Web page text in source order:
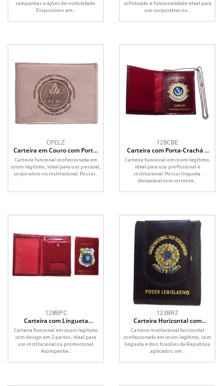
campanhas e ações de visibilidade.
Disponíveis em...
sofisticado e funcionalidade ideal para
uso corporativo ou...
CPELZ
Carteira em Couro com Porta-
Notas e Gravação a Laser
Carteira funcional confeccionada em
couro legítimo, ideal para uso pessoal,
corporativo ou institucional. Possui...
128CBE
Carteira com Porta-Crachá e
Brasão Removível – Couro
Legítimo
Carteira funcional em couro legítimo,
ideal para uso profissional e
institucional. Possui lingueta
destacável com corrente...
128BPC
Carteira com Lingueta
Destacável e Brasão Resinado
– Couro Legítimo
Carteira funcional em couro legítimo
com design em 2 partes, ideal para
uso institucional ou promocional.
Acompanha...
123BR2
Carteira Horizontal com
Lingueta e 2 Brasões da
República – Couro Legítimo
Carteira institucional horizontal
confeccionada em couro legítimo, com
lingueta e dois brasões da República
aplicados: um...